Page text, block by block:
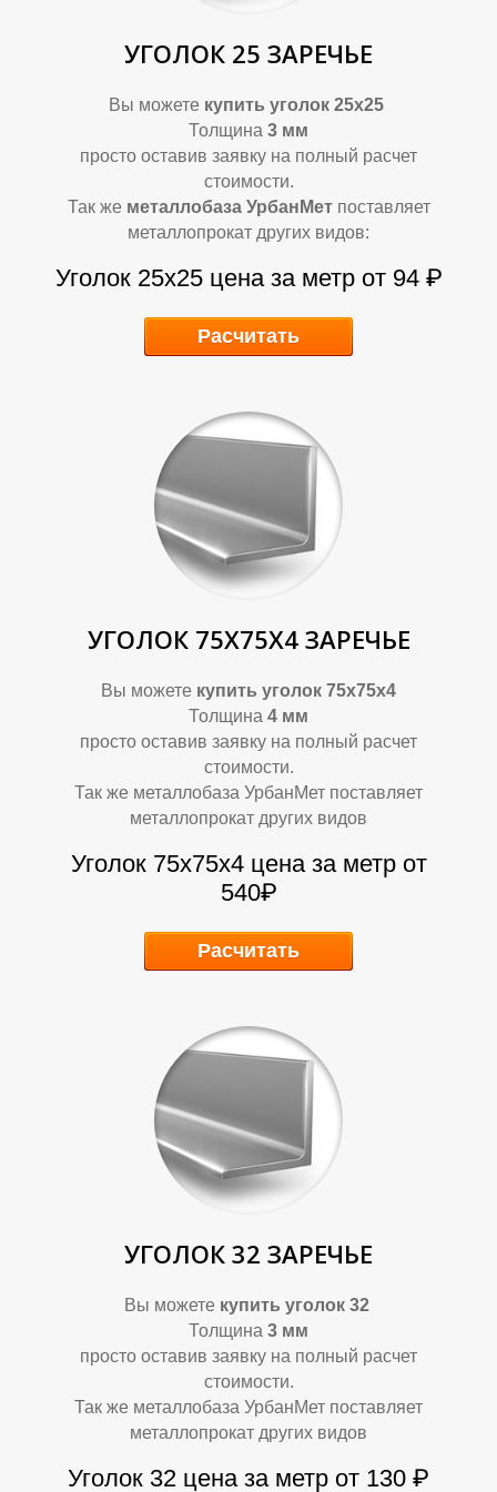
О
П
Р
УГОЛОК 25 ЗАРЕЧЬЕ
Вы можете купить уголок 25х25
Толщина 3 мм
просто оставив заявку на полный расчет
стоимости.
Так же металлобаза УрбанМетпоставляет
металлопрокат других видов:
Уголок 25х25 цена за метр от 94 ₽
Расчитать
УГОЛОК 75Х75Х4 ЗАРЕЧЬЕ
Вы можете купить уголок 75х75х4
Толщина 4 мм
просто оставив заявку на полный расчет
стоимости.
Так же металлобаза УрбанМет поставляет
металлопрокат других видов
Уголок 75х75х4 цена за метр от
540₽
Расчитать
УГОЛОК 32 ЗАРЕЧЬЕ
Вы можете купить уголок 32
Толщина 3 мм
просто оставив заявку на полный расчет
стоимости.
Так же металлобаза УрбанМет поставляет
металлопрокат других видов
Уголок 32 цена за метр от 130 ₽
О
П
Р